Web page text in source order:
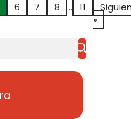
6 7 8 … 11
»